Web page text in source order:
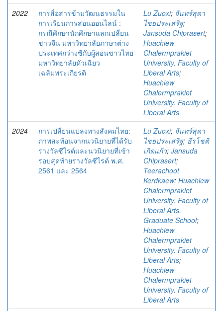
2022
การสื่อสารข้ามวัฒนธรรมใน
การเรียนการสอนออนไลน์ :
กรณีศึกษานักศึกษาแลกเปลี่ยน
ชาวจีน มหาวิทยาลัยภาษาต่าง
ประเทศกว่างซีกับผู้สอนชาวไทย
มหาวิทยาลัยหัวเฉียว
เฉลิมพระเกียรติ
Lu Zuoxi; จันทร์สุดา
ไชยประเสริฐ;
Jansuda Chiprasert;
Huachiew
Chalermprakiet
University. Faculty of
Liberal Arts;
Huachiew
Chalermprakiet
University. Faculty of
Liberal Arts
2024
การเปลี่ยนแปลงทางสังคมไทย:
ภาพสะท้อนจากนวนิยายที่ได้รับ
รางวัลซีไรต์และนวนิยายที่เข้า
รอบสุดท้ายรางวัลซีไรต์ พ.ศ.
2561 และ 2564
Lu Zuoxi; จันทร์สุดา
ไชยประเสริฐ; ธีรโชติ
เกิดแก้ว; Jansuda
Chiprasert;
Teerachoot
Kerdkaew; Huachiew
Chalermprakiet
University. Faculty of
Liberal Arts.
Graduate School;
Huachiew
Chalermprakiet
University. Faculty of
Liberal Arts;
Huachiew
Chalermprakiet
University. Faculty of
Liberal Arts